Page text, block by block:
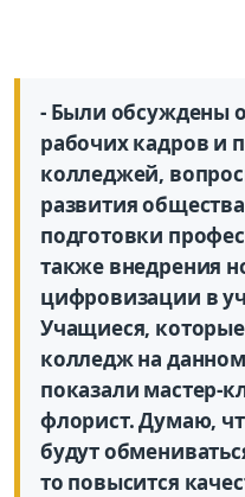
- Были обсуждены
рабочих кадров и
колледжей,
развития
подготовки
также внедрения
цифровизации в
Учащиеся,
колледж на
показали мастер-
флорист. Думаю,
будут
то повысится